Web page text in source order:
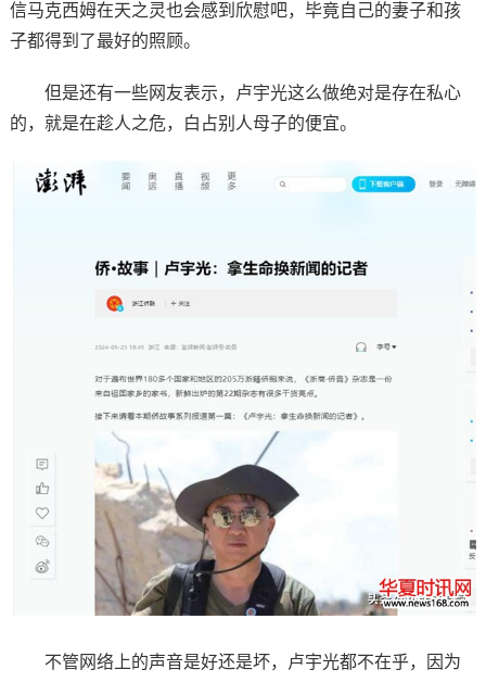
信马克西姆在天之灵也会感到欣慰吧，毕竟自己的妻子和孩
子都得到了最好的照顾。
但是还有一些网友表示，卢宇光这么做绝对是存在私心
的，就是在趁人之危，白占别人母子的便宜。
不管网络上的声音是好还是坏，卢宇光都不在乎，因为